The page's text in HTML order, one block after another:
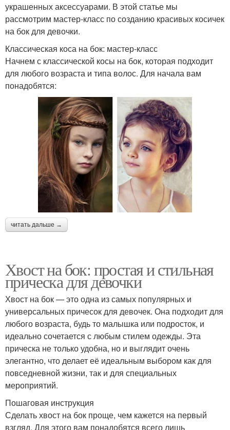
украшенных аксессуарами. В этой статье мы
рассмотрим мастер-класс по созданию красивых косичек
на бок для девочки.
Классическая коса на бок: мастер-класс
Начнем с классической косы на бок, которая подходит
для любого возраста и типа волос. Для начала вам
понадобятся:
читать дальше →
Хвост на бок: простая и стильная
прическа для девочки
Хвост на бок — это одна из самых популярных и
универсальных причесок для девочек. Она подходит для
любого возраста, будь то малышка или подросток, и
идеально сочетается с любым стилем одежды. Эта
прическа не только удобна, но и выглядит очень
элегантно, что делает её идеальным выбором как для
повседневной жизни, так и для специальных
мероприятий.
Пошаговая инструкция
Сделать хвост на бок проще, чем кажется на первый
взгляд. Для этого вам понадобятся всего лишь